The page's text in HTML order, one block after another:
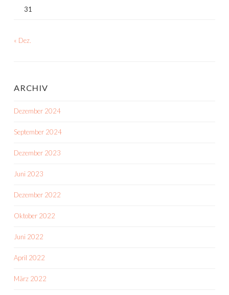
31
« Dez.
ARCHIV
Dezember 2024
September 2024
Dezember 2023
Juni 2023
Dezember 2022
Oktober 2022
Juni 2022
April 2022
März 2022